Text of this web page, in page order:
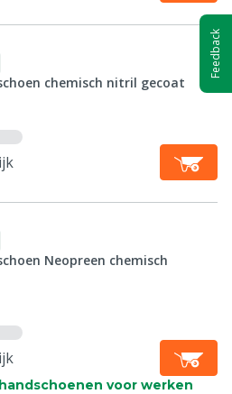
chemisch nitril gecoat
Neopreen chemisch
voor werken
Feedback